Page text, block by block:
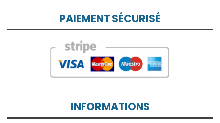
PAIEMENT SÉCURISÉ
INFORMATIONS